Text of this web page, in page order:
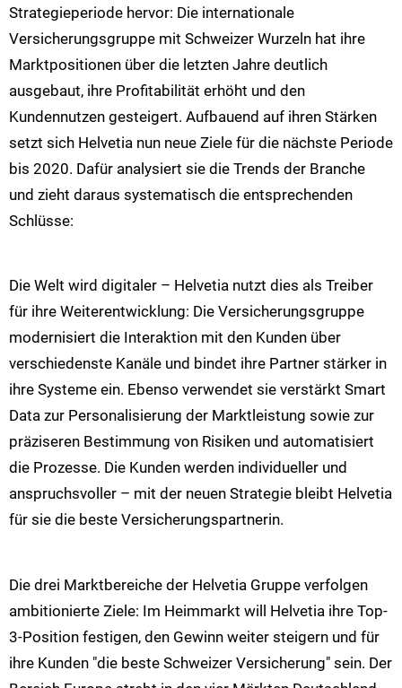
Strategieperiode hervor: Die internationale
Versicherungsgruppe mit Schweizer Wurzeln hat ihre
Marktpositionen über die letzten Jahre deutlich
ausgebaut, ihre Profitabilität erhöht und den
Kundennutzen gesteigert. Aufbauend auf ihren Stärken
setzt sich Helvetia nun neue Ziele für die nächste Periode
bis 2020. Dafür analysiert sie die Trends der Branche
und zieht daraus systematisch die entsprechenden
Schlüsse:
Die Welt wird digitaler – Helvetia nutzt dies als Treiber
für ihre Weiterentwicklung: Die Versicherungsgruppe
modernisiert die Interaktion mit den Kunden über
verschiedenste Kanäle und bindet ihre Partner stärker in
ihre Systeme ein. Ebenso verwendet sie verstärkt Smart
Data zur Personalisierung der Marktleistung sowie zur
präziseren Bestimmung von Risiken und automatisiert
die Prozesse. Die Kunden werden individueller und
anspruchsvoller – mit der neuen Strategie bleibt Helvetia
für sie die beste Versicherungspartnerin.
Die drei Marktbereiche der Helvetia Gruppe verfolgen
ambitionierte Ziele: Im Heimmarkt will Helvetia ihre Top-
3-Position festigen, den Gewinn weiter steigern und für
ihre Kunden "die beste Schweizer Versicherung" sein. Der